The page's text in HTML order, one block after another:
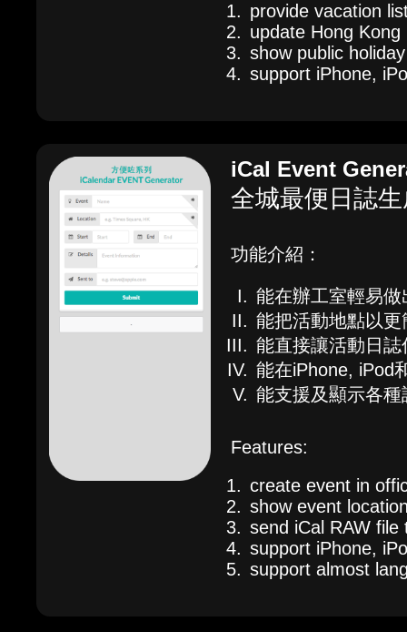
provide vacation
update Hong
show public
support iPhone,
iCal Event
全城最便日誌
功能介紹：
能在辦工室輕易做
能把活動地點以
能直接讓活動日
能在iPhone, iPod
能支援及顯示各種
Features:
create event in
show event
send iCal RAW file
support iPhone,
support almost